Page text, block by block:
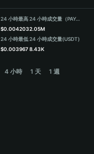
24 小時最高
$0.004203
24 小時最低
$0.003967
24 小時成交量（PAYAI）
2.05M
24 小時成交量(USDT)
8.43K
4 小時 1 天 1 週